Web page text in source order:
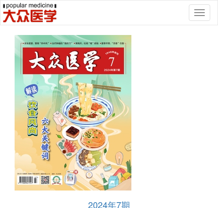
2024年7期